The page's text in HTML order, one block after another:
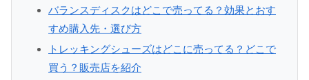
バランスディスクはどこで売ってる？効果とおす
すめ購入先・選び方
トレッキングシューズはどこに売ってる？どこで
買う？販売店を紹介